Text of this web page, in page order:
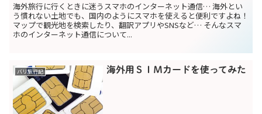
海外旅行に行くときに迷うスマホのインターネット通信… 海外とい
う慣れない土地でも、国内のようにスマホを使えると便利ですよね！
マップで観光地を検索したり、翻訳アプリやSNSなど… そんなスマ
ホのインターネット通信について...
バリ旅行記 海外用ＳＩＭカードを使ってみた